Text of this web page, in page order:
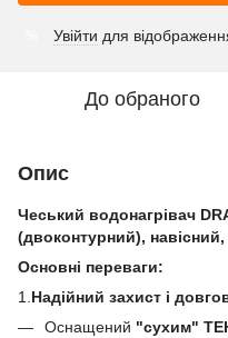
Увійти для
До обраного
Опис
Чеський водонагрівач
(двоконтурний),
Основні переваги:
1. Надійний захист і
Оснащений "сухим"